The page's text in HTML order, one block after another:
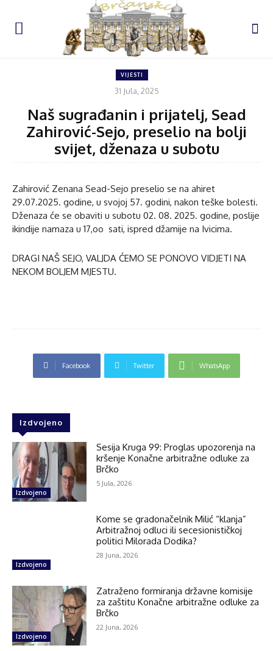
VIJESTI
31 Jula, 2025
Naš sugrađanin i prijatelj, Sead
Zahirović-Sejo, preselio na bolji
svijet, dženaza u subotu
Zahirović Zenana Sead-Sejo preselio se na ahiret
29.07.2025. godine, u svojoj 57. godini, nakon teške bolesti.
Dženaza će se obaviti u subotu 02. 08. 2025. godine, poslije
ikindije namaza u 17,oo sati, ispred džamije na Ivicima.
DRAGI NAŠ SEJO, VALJDA ĆEMO SE PONOVO VIDJETI NA
NEKOM BOLJEM MJESTU.
Facebook Twitter WhatsApp
Izdvojeno
Izdvojeno
Sesija Kruga 99: Proglas upozorenja na
kršenje Konačne arbitražne odluke za
Brčko
5 Jula, 2026
Izdvojeno
Kome se gradonačelnik Milić “klanja”
Arbitražnoj odluci ili secesionističkoj
politici Milorada Dodika?
28 Juna, 2026
Izdvojeno
Zatraženo formiranja državne komisije
za zaštitu Konačne arbitražne odluke za
Brčko
22 Juna, 2026